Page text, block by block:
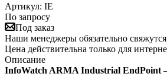
Артикул: IE
По запросу
Под заказ
Наши менеджеры обязательно свяжутся
Цена действительна только для
Описание
InfoWatch ARMA Industrial EndPoint